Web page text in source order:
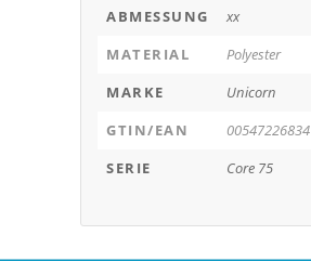
ABMESSUNG
xx
MATERIAL
Polyester
MARKE
Unicorn
GTIN/EAN
SERIE
Core 75